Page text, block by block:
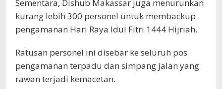
Sementara, Dishub Makassar juga menurunkan
kurang lebih 300 personel untuk membackup
pengamanan Hari Raya Idul Fitri 1444 Hijriah.
Ratusan personel ini disebar ke seluruh pos
pengamanan terpadu dan simpang jalan yang
rawan terjadi kemacetan.